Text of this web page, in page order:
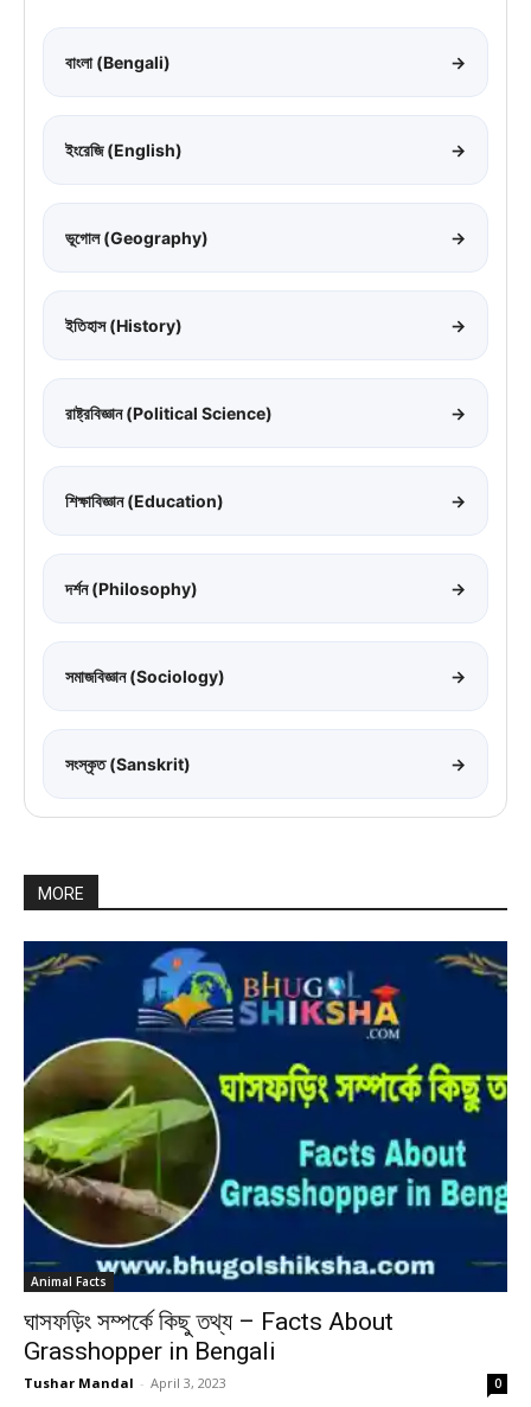
বাংলা (Bengali) →
ইংরেজি (English) →
ভূগোল (Geography) →
ইতিহাস (History) →
রাষ্ট্রবিজ্ঞান (Political Science) →
শিক্ষাবিজ্ঞান (Education) →
দর্শন (Philosophy) →
সমাজবিজ্ঞান (Sociology) →
সংস্কৃত (Sanskrit) →
MORE
Animal Facts
ঘাসফড়িং সম্পর্কে কিছু তথ্য – Facts About
Grasshopper in Bengali
Tushar Mandal - April 3, 2023 0